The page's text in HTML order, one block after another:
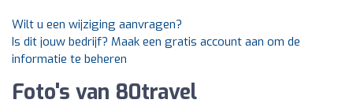
Wilt u een wijziging aanvragen?
Is dit jouw bedrijf? Maak een gratis account aan om de
informatie te beheren
Foto's van 80travel